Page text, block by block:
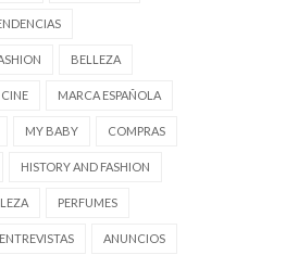
BELLEZA
MARCA ESPAÑOLA
MY BABY COMPRAS
HISTORY AND FASHION
PERFUMES
ENTREVISTAS ANUNCIOS